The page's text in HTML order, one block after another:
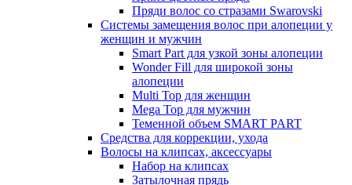
Пряди волос со стразами Swarovski
Системы замещения волос при алопеции у
женщин и мужчин
Smart Part для узкой зоны алопеции
Wonder Fill для широкой зоны
алопеции
Multi Top для женщин
Mega Top для мужчин
Теменной объем SMART PART
Средства для коррекции, ухода
Волосы на клипсах, аксессуары
Набор на клипсах
Затылочная прядь